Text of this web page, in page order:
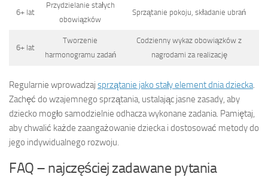
6+ lat
Przydzielanie stałych
obowiązków
Sprzątanie pokoju, składanie ubrań
6+ lat
Tworzenie
harmonogramu zadań
Codzienny wykaz obowiązków z
nagrodami za realizację
Regularnie wprowadzaj sprzątanie jako stały element dnia dziecka.
Zachęć do wzajemnego sprzątania, ustalając jasne zasady, aby
dziecko mogło samodzielnie odhacza wykonane zadania. Pamiętaj,
aby chwalić każde zaangażowanie dziecka i dostosować metody do
jego indywidualnego rozwoju.
FAQ – najczęściej zadawane pytania